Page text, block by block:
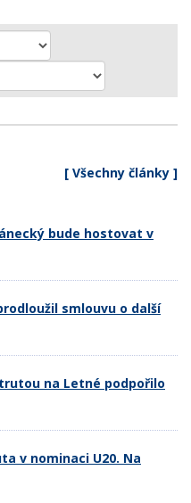
[ Všechny články ]
bude hostovat v
smlouvu o další
na Letné podpořilo
v nominaci U20. Na